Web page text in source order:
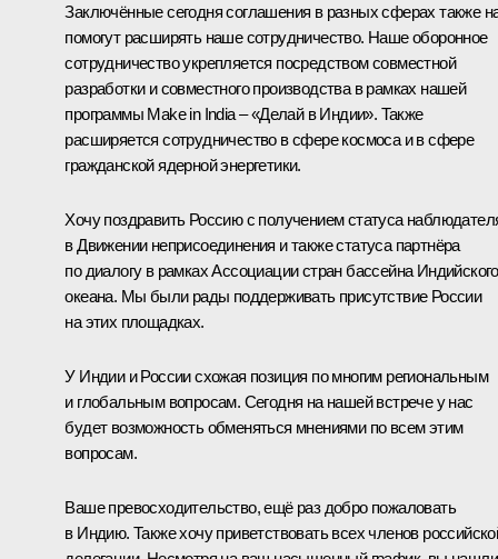
Заключённые сегодня соглашения в разных сферах также
помогут расширять наше сотрудничество. Наше оборонное
сотрудничество укрепляется посредством совместной
разработки и совместного производства в рамках нашей
программы Make in India – «Делай в Индии». Также
расширяется сотрудничество в сфере космоса и в сфере
гражданской ядерной энергетики.
Хочу поздравить Россию с получением статуса
в Движении неприсоединения и также статуса партнёра
по диалогу в рамках Ассоциации стран бассейна Индийского
океана. Мы были рады поддерживать присутствие России
на этих площадках.
У Индии и России схожая позиция по многим региональным
и глобальным вопросам. Сегодня на нашей встрече у нас
будет возможность обменяться мнениями по всем этим
вопросам.
Ваше превосходительство, ещё раз добро пожаловать
в Индию. Также хочу приветствовать всех членов